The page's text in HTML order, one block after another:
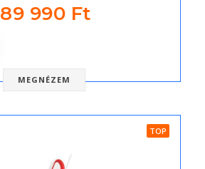
89 990 Ft
MEGNÉZEM
TOP